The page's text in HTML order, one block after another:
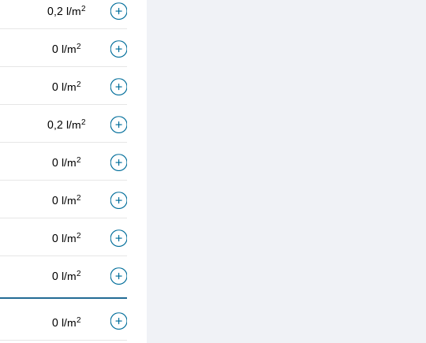
0,2 l/m2
0 l/m2
0 l/m2
0,2 l/m2
0 l/m2
0 l/m2
0 l/m2
0 l/m2
0 l/m2